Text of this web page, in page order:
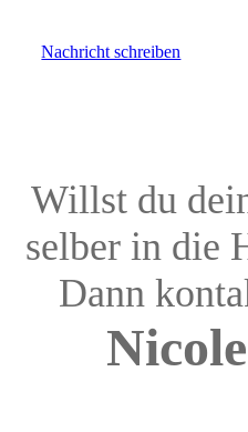
Nachricht schreiben
Willst du
selber in die
Dann